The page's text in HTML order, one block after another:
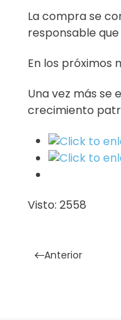
La compra se
responsable
En los próximos
Una vez más se
crecimiento
Visto: 2558
Anterior